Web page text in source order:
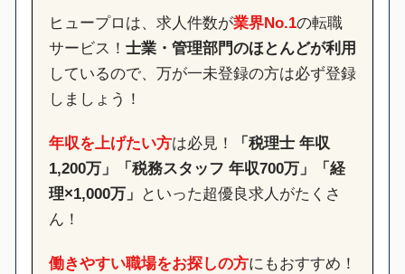
ヒュープロは、求人件数が業界No.1の転職
サービス！ 士業・管理部門のほとんどが利用
しているので、万が一未登録の方は必ず登録
しましょう！
年収を上げたい方は必見！
「税理士 年収
1,200万」「税務スタッフ 年収700万」「経
理×1,000万」 といった超優良求人がたくさ
ん！
働きやすい職場をお探しの方にもおすすめ！